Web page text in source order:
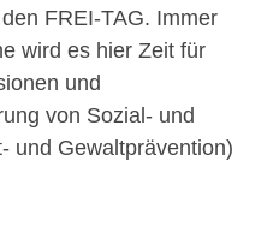
FREI-TAG. Immer
wird es hier Zeit für
und
von Sozial- und
und Gewaltprävention)